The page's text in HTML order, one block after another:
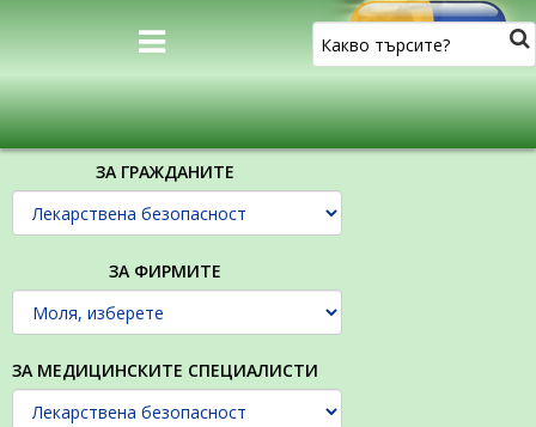
ЗА ГРАЖДАНИТЕ
ЗА ФИРМИТЕ
ЗА МЕДИЦИНСКИТЕ СПЕЦИАЛИСТИ